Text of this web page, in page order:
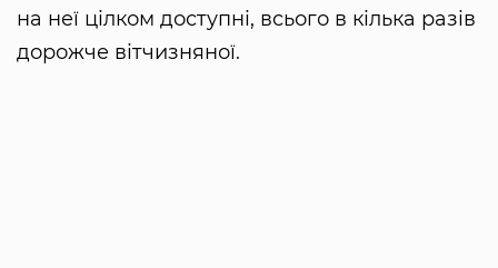
на неї цілком доступні, всього в кілька разів
дорожче вітчизняної.